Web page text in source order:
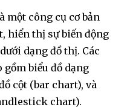
một công cụ cơ bản
hiển thị sự biến động
dạng đồ thị. Các
gồm biểu đồ dạng
cột (bar chart), và
chart).